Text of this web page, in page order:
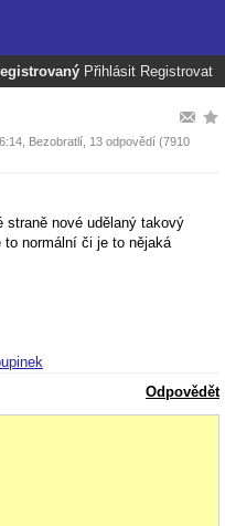
Přihlásit Registrovat
Bezobratlí , 13 odpovědí (7910
straně nové udělaný takový
normální či je to nějaká
Odpovědět